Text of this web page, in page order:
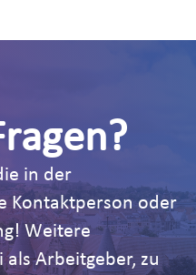
in der
Kontaktperson oder
Weitere
Arbeitgeber, zu